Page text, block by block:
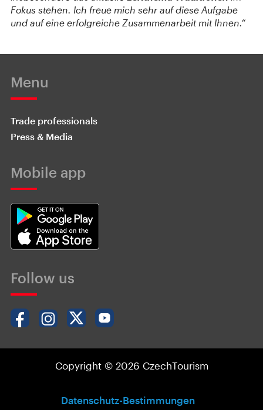
Fokus stehen. Ich freue mich sehr auf diese Aufgabe
und auf eine erfolgreiche Zusammenarbeit mit Ihnen.“
Menu
Trade professionals
Press & Media
Mobile app
Follow us
Copyright © 2026 CzechTourism
Datenschutz-Bestimmungen